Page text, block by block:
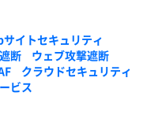
サイトセキュリティ
断
ウェブ攻撃遮断
クラウドセキュリティ
ビス